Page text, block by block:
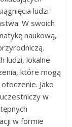
ludzi
W swoich
naukową,
ludzi, lokalne
które mogą
Jako
w
w formie